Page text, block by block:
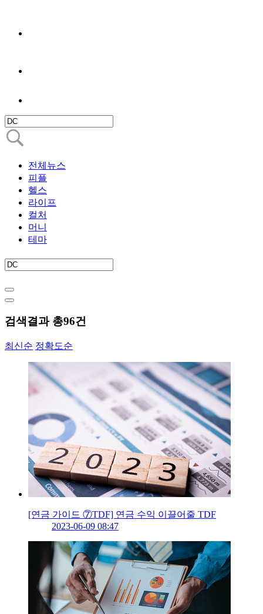
전체뉴스
피플
헬스
라이프
컬처
머니
테마
검색결과 총96건
최신순 정확도순
[연금 가이드 ⑦TDF] 연금 수익 이끌어줄 TDF
2023-06-09 08:47